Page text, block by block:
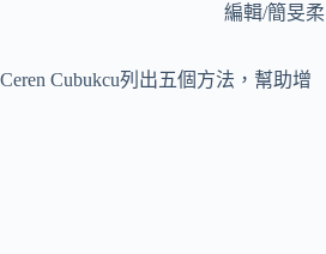
編輯/簡旻柔
Cubukcu列出五個方法，幫助增